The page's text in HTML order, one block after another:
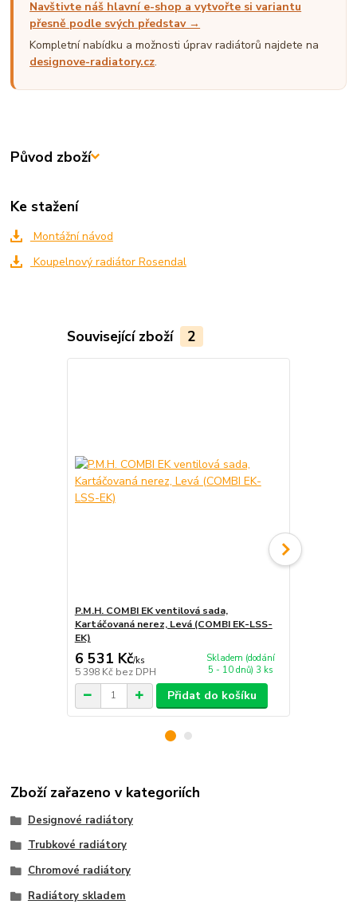
Navštivte náš hlavní e-shop a vytvořte si variantu
přesně podle svých představ →
Kompletní nabídku a možnosti úprav radiátorů najdete na
designove-radiatory.cz.
Původ zboží
Ke stažení
Montážní návod
Koupelnový radiátor Rosendal
Související zboží 2
P.M.H. COMBI EK ventilová sada,
Kartáčovaná nerez, Levá (COMBI EK-LSS-
EK)
6 531 Kč/ks
5 398 Kč bez DPH
Skladem (dodání
5 - 10 dnů) 3 ks
Přidat do košíku
Zboží zařazeno v kategoriích
Designové radiátory
Trubkové radiátory
Chromové radiátory
Radiátory skladem